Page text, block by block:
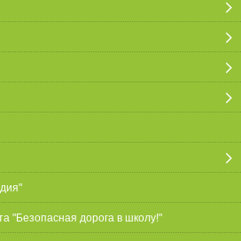
"Безопасная дорога в школу!"